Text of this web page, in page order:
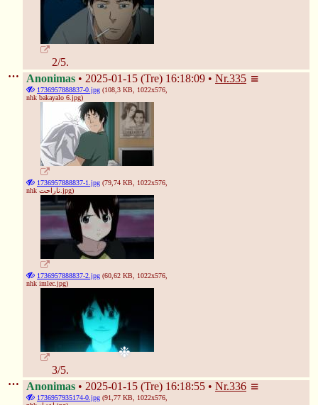
2/5.
Anonimas
2025-01-15 (Tre) 16:18:09 Nr.335
1736957888837-0.jpg (108,3 KB, 1022x576,
nhk bakayalo 6.jpg)
1736957888837-1.jpg (79,74 KB, 1022x576,
nhk ناراحت.jpg)
1736957888837-2.jpg (60,62 KB, 1022x576,
nhk imlec.jpg)
3/5.
Anonimas
2025-01-15 (Tre) 16:18:55 Nr.336
1736957935174-0.jpg (91,77 KB, 1022x576,